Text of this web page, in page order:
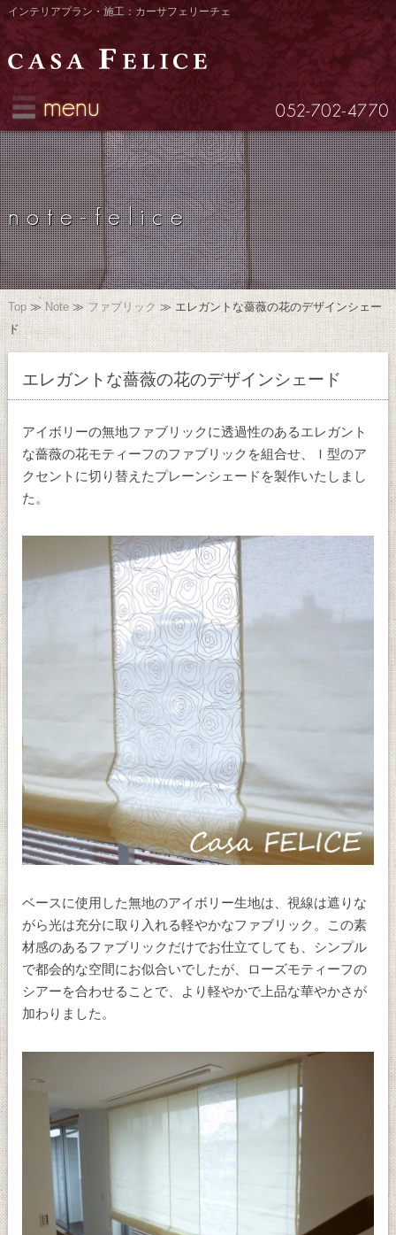
インテリアプラン・施工：カーサフェリーチェ
menu
note-felice
Top≫ Note≫ファブリック≫ エレガントな薔薇の花のデザインシェー
ド
エレガントな薔薇の花のデザインシェード
アイボリーの無地ファブリックに透過性のあるエレガント
な薔薇の花モティーフのファブリックを組合せ、Ｉ型のア
クセントに切り替えたプレーンシェードを製作いたしまし
た。
ベースに使用した無地のアイボリー生地は、視線は遮りな
がら光は充分に取り入れる軽やかなファブリック。この素
材感のあるファブリックだけでお仕立てしても、シンプル
で都会的な空間にお似合いでしたが、ローズモティーフの
シアーを合わせることで、より軽やかで上品な華やかさが
加わりました。